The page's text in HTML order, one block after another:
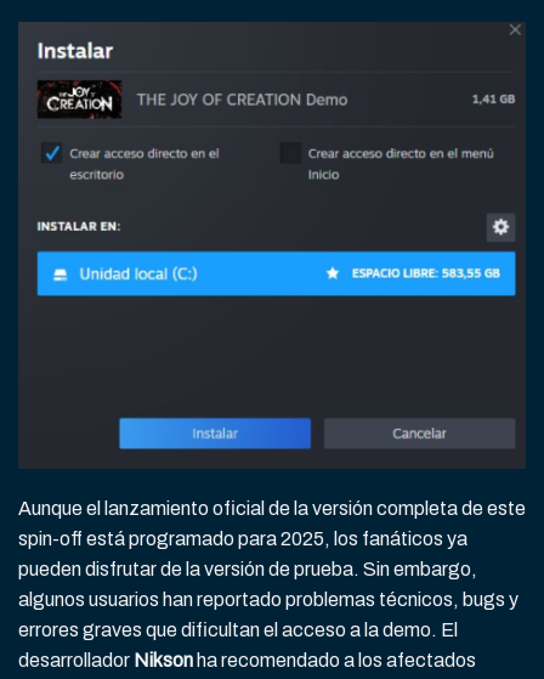
Aunque el lanzamiento oficial de la versión completa de este
spin-off está programado para 2025, los fanáticos ya
pueden disfrutar de la versión de prueba. Sin embargo,
algunos usuarios han reportado problemas técnicos, bugs y
errores graves que dificultan el acceso a la demo. El
desarrollador Nikson ha recomendado a los afectados